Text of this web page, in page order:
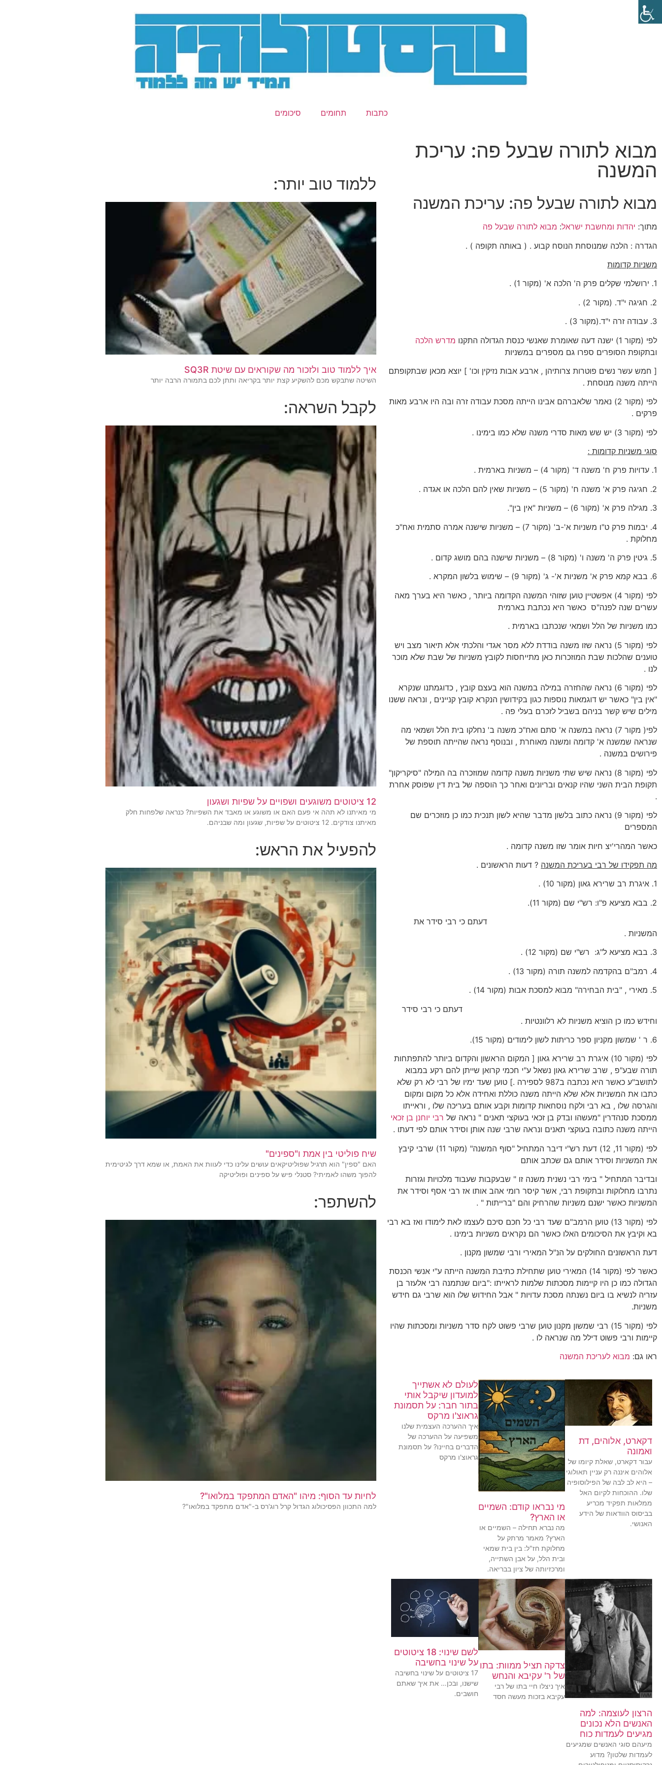
כתבות תחומים סיכומים
מבוא לתורה שבעל פה: עריכת
המשנה
מבוא לתורה שבעל פה: עריכת המשנה
מתוך: יהדות ומחשבת ישראל: מבוא לתורה שבעל פה
הגדרה : הלכה שמנוסחת הנוסח קבוע . ( באותה תקופה ) .
משניות קדומות
1. ירושלמי שקלים פרק ה' הלכה א' (מקור 1) .
2. חגיגה י"ד. (מקור 2) .
3. עבודה זרה י"ד.(מקור 3) .
לפי (מקור 1) ישנה דעה שאומרת שאנשי כנסת הגדולה התקנו
מדרש הלכה
ובתקופת הסופרים ספרו גם מספרים במשניות
[ חמש עשר נשים פוטרות צרותיהן , ארבע אבות נזיקין וכו' ] יוצא מכאן שבתקופתם
הייתה משנה מנוסחת .
לפי (מקור 2) נאמר שלאברהם אבינו הייתה מסכת עבודה זרה ובה היו ארבע מאות
פרקים .
לפי (מקור 3) יש שש מאות סדרי משנה שלא כמו בימינו .
סוגי משניות קדומות :
1. עדויות פרק ח' משנה ד' (מקור 4) – משניות בארמית .
2. חגיגה פרק א' משנה ח' (מקור 5) – משניות שאין להם הלכה או אגדה .
3. מגילה פרק א' (מקור 6) – משניות "אין בין".
4. יבמות פרק ט"ו משניות א'-ב' (מקור 7) – משניות שישנה אמרה סתמית ואח"כ
מחלוקת .
5. גיטין פרק ה' משנה ו' (מקור 8) – משניות שישנה בהם מושג קדום .
6. בבא קמא פרק א' משניות א'- ג' (מקור 9) – שימוש בלשון המקרא .
לפי (מקור 4) אפשטיין טוען שזוהי המשנה הקדומה ביותר , כאשר היא בערך מאה
עשרים שנה לפנה"ס כאשר היא נכתבת בארמית
כמו משניות של הלל ושמאי שנכתבו בארמית .
לפי (מקור 5) נראה שזו משנה בודדת ללא מסר אגדי והלכתי אלא תיאור מצב ויש
טוענים שהלכות שבת המוזכרות כאן מתייחסות לקובץ משניות של שבת שלא מוכר
לנו .
לפי (מקור 6) נראה שהחזרה במילה במשנה הוא בעצם קובץ , כדוגמתנו שנקרא
"אין בין" כאשר יש דוגמאות נוספות כגון בקידושין הנקרא קובץ קניינים , ונראה ששנו
מילים שיש קשר בניהם בשביל לזכרם בעלי פה .
לפי( מקור 7) נראה במשנה א' סתם ואח"כ משנה ב' נחלקו בית הלל ושמאי מה
שנראה שמשנה א' קדומה ומשנה מאוחרת , ובנוסף נראה שהייתה תוספת של
פירושים במשנה .
לפי (מקור 8) נראה שיש שתי משניות משנה קדומה שמוזכרה בה המילה "סיקריקון"
תקופת הבית השני שהיו קנאים ובריונים ואחר כך הוספה של בית דין שפוסק אחרת
.
לפי (מקור 9) נראה כתוב בלשון מדבר שהיא לשון תנכית כמו כן מוזכרים שם
המספרים
כאשר המהרי'יצ חיות אומר שזו משנה קדומה .
מה תפקידו של רבי בעריכת המשנה ? דעות הראשונים .
1. איגרת רב שרירא גאון (מקור 10) .
2. בבא מציעא פ"ו: רש"י שם (מקור 11).
דעתם כי רבי סידר את
המשניות .
3. בבא מציעא ל"ג: רש"י שם (מקור 12) .
4. רמב"ם בהקדמה למשנה תורה (מקור 13) .
5. מאירי , "בית הבחירה" מבוא למסכת אבות (מקור 14) .
דעתם כי רבי סידר
וחידש כמו כן הוציא משניות לא רלוונטיות .
6. ר ' שמשון מקניון ספר כריתות לשון לימודים (מקור 15).
לפי (מקור 10) איגרת רב שרירא גאון [ המקום הראשון והקדום ביותר להתפתחות
תורה שבע"פ , שרב שרירא גאון נשאל ע"י חכמי קרואן שייתן להם רקע במבוא
לתושב"ע כאשר היא נכתבה ב987 לספירה .] טוען שעד ימיו של רבי לא רק שלא
כתבו את המשניות אלא שלא הייתה משנה כוללת ואחידה אלא כל מקום ומקום
והגרסה שלו , בא רבי ולקח נוסחאות קדומות וקבע אותם בעריכה שלו , וראייתו
ממסכת סנהדרין "מעשהו ובדק בן זכאי בעוקצי תאנים " נראה של רבי יוחנן בן זכאי
הייתה משנה כתובה בעוקצי תאנים ונראה שרבי שנה אותן וסידר אותם לפי דעתו .
לפי (מקור 11, 12) דעת רש"י דיבר המתחיל "סוף המשנה" (מקור 11) שרבי קיבץ
את המשניות וסידר אותם גם שכתב אותם
ובדיבר המתחיל " בימי רבי נשנית משנה זו " שבעקבות שעבוד מלכויות וגזרות
נתרבו מחלוקות ובתקופת רבי, אשר קיסר רומי אהב אותו אז רבי אסף וסידר את
המשניות כאשר ישנם משניות שהרחיק והם "ברייתות " .
לפי (מקור 13) טוען הרמב"ם שעד רבי כל חכם סיכם לעצמו לאת לימודו ואז בא רבי
בא וקיבץ את הסיכומים האלו כאשר הם נקראים משניות בימינו .
דעת הראשונים החולקים על הנ"ל המאירי ורבי שמשון מקנון .
כאשר לפי (מקור 14) המאירי טוען שתחילת כתיבת המשנה הייתה ע"י אנשי הכנסת
הגדולה כמו כן היו קיימות מסכתות שלמות לראייתו :"ביום שנתמנה רבי אלעזר בן
עזריה לנשיא בו ביום נשנתה מסכת עדויות " אבל החידוש שלו הוא שרבי גם חידש
משניות.
לפי (מקור 15) רבי שמשון מקנון טוען שרבי פשוט לקח סדר משניות ומסכתות שהיו
קיימות ורבי פשוט דילל מה שנראה לו .
ראו גם: מבוא לעריכת המשנה
דקארט, אלוהים, דת
ואמונה
עבור דקארט, שאלת קיומו של
אלוהים איננה רק עניין תאולוגי
– היא לב לבה של הפילוסופיה
שלו. ההוכחות לקיום האל
ממלאות תפקיד מכריע
בביסוס הוודאות של הידע
האנושי.
מי נבראו קודם: השמיים
או הארץ?
מה נברא תחילה – השמיים או
הארץ? מאמר מרתק על
מחלוקת חז"ל: בין בית שמאי
ובית הלל, על אבן השתייה,
ומרכזיותה של ציון בבריאה.
לעולם לא אשתייך
למועדון שיקבל אותי
בתור חבר: על תסמונת
גראוצ'ו מרקס
איך ההערכה העצמית שלנו
משפיעה על ההערכה של
הדברים בחיינו? על תסמונת
גראוצ'ו מרקס
הרצון לעוצמה: למה
האנשים הלא נכונים
מגיעים לעמדות כוח
מיעהם סוגי האנשים שמגיעים
לעמדות שלטון? מדוע
צדקה תציל ממוות: בתו
של ר' עקיבא והנחש
איך ניצלו חיי בתו של רבי
עקיבא בזכות מעשה חסד
לשם שינוי: 18 ציטוטים
על שינוי בחשיבה
17 ציטוטים על שינוי בחשיבה
שישנו, ובכן… את איך שאתם
חושבים.
ללמוד טוב יותר:
איך ללמוד טוב ולזכור מה שקוראים עם שיטת SQ3R
השיטה שתבקש מכם להשקיע קצת יותר בקריאה ותתן לכם בתמורה הרבה יותר
לקבל השראה:
12 ציטוטים משוגעים ושפויים על שפיות ושגעון
מי מאיתנו לא תהה אי פעם האם או משוגע או מאבד את השפיות? כנראה שלפחות חלק
מאיתנו צודקים. 12 ציטוטים על שפיות, שגעון ומה שבניהם.
להפעיל את הראש:
שיח פוליטי בין אמת ו"ספינים"
האם "ספין" הוא תרגיל שפוליטיקאים עושים עלינו כדי לעוות את האמת, או שמא דרך לגיטימית
להפוך משהו לאמיתי? סטנלי פיש על ספינים ופוליטיקה
להשתפר:
לחיות עד הסוף: מיהו "האדם המתפקד במלואו"?
למה התכוון הפסיכולוג הגדול קרל רוג'רס ב-"אדם מתפקד במלואו"?